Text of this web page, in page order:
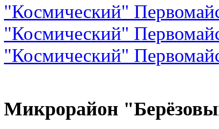
"Космический"
"Космический"
"Космический"
Микрорайон